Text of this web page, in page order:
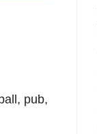
pub,